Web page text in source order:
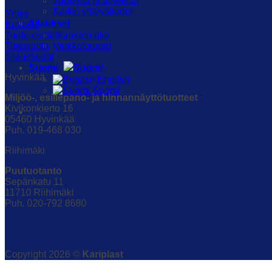
Kaikki yhteystiedot
Tilaukset
Tilauslomake
Verkkokaupat
Suomi
English
Suomi
Yritys
Kuvasto
Tuote-esitteet
Tietosuoja
Tilaustiedot
Hyvinkää
Miljöö-, esillepano- ja hinnannäyttötuotteet
Kivikonkierto 16
05460 Hyvinkää
Puh. 019-468 030
Riihimäki
Puutuotanto
Sepänkatu 11
11710 Riihimäki
Puh. 020-792 8680
Copyright 2026 © Kariplast